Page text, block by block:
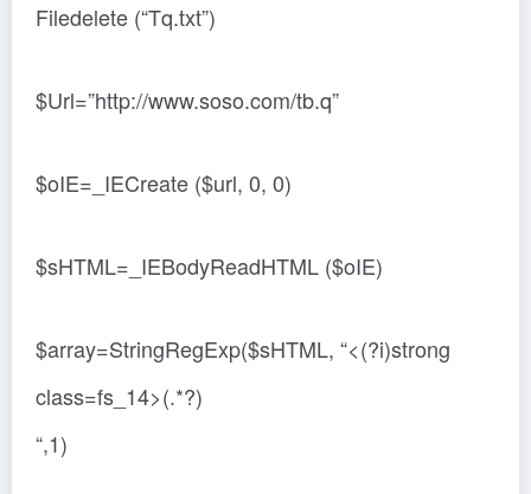
Filedelete (“Tq.txt”)
$Url=”http://www.soso.com/tb.q”
$oIE=_IECreate ($url, 0, 0)
$sHTML=_IEBodyReadHTML ($oIE)
$array=StringRegExp($sHTML, “<(?i)strong
class=fs_14>(.*?)
“,1)